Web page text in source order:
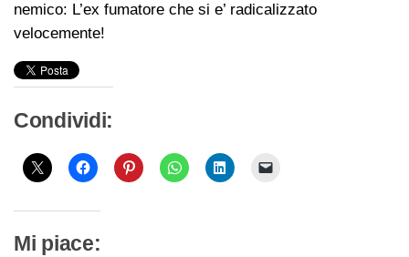
nemico: L’ex fumatore che si e’ radicalizzato
velocemente!
Condividi:
Mi piace: